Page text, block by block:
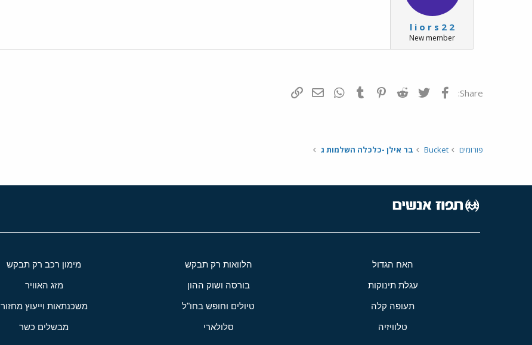
א
ר
ך
l i o r s 2 2
New member
Share: פייסבוק Twitter
Reddit
Pinterest
Tumblr
WhatsAppדואר אלקטרוני
פורומים Bucket בר אילן -כלכלה השלמות ג
האח הגדול הלוואות רק תבקש מימון רכב רק תבקש
עגלת תינוקות בורסה ושוק ההון מזג האוויר
תעופה קלה טיולים וחופש בחו"ל משכנתאות וייעוץ מחזור
טלוויזיה סלולארי מבשלים כשר